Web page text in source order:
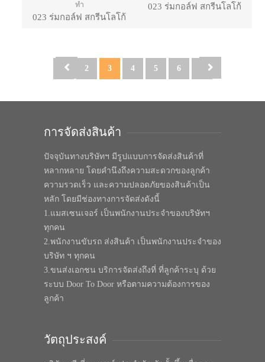
ทำ
023 ร่มกอล์ฟ สกรีนโลโก้
023 ร่มกอล์ฟ สกรีนโลโก้
1 2 3 4 5 6
การจัดส่งสินค้า
ปัจจุบันทางบริษัทฯ มีรูปแบบการจัดส่งสินค้าที่
หลากหลาย โดยคำนึงถึงความสะดวกของลูกค้า
ความรวดเร็ว และความปลอดภัยของสินค้าเป็น
หลัก โดยมีช่องทางการจัดส่งดังนี้
1.แมสเซนเจอร์ เป็นพนักงานประจำของบริษัทฯ
ทุกคน
2.พนักงานขับรถ ส่งสินค้า เป็นพนักงานประจำของ
บริษัท ฯ ทุกคน
3.ขนส่งเอกชน บริการจัดส่งถึงที่ ที่ลูกค้าระบุ ด้วย
ระบบ Door To Door หรือตามความต้องการของ
ลูกค้า
วัตถุประสงค์